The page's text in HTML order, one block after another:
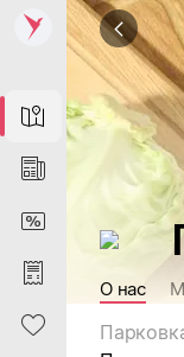
Map
News
DiscountCard
Purchases
Heart
О нас